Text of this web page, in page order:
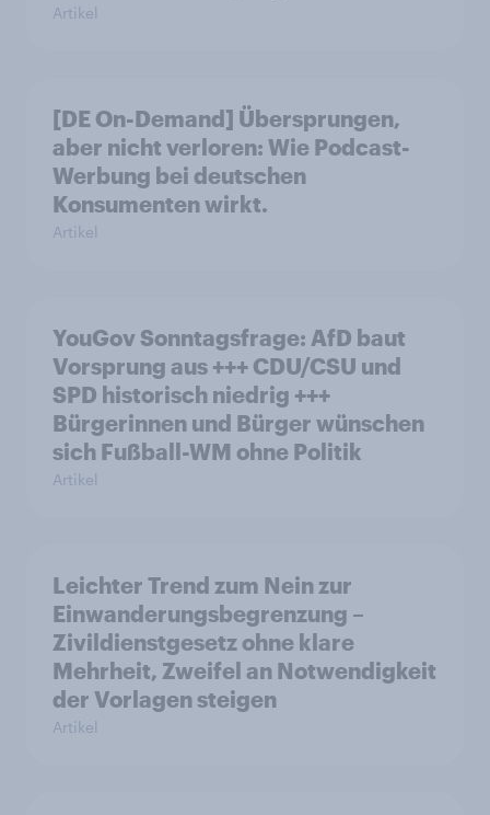
Artikel
[DE On-Demand] Übersprungen,
aber nicht verloren: Wie Podcast-
Werbung bei deutschen
Konsumenten wirkt.
Artikel
YouGov Sonntagsfrage: AfD baut
Vorsprung aus +++ CDU/CSU und
SPD historisch niedrig +++
Bürgerinnen und Bürger wünschen
sich Fußball-WM ohne Politik
Artikel
Leichter Trend zum Nein zur
Einwanderungsbegrenzung –
Zivildienstgesetz ohne klare
Mehrheit, Zweifel an Notwendigkeit
der Vorlagen steigen
Artikel